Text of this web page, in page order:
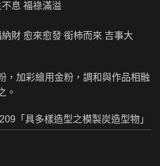
息 福祿滿溢
財 愈來愈發 銜柿而來 吉事大
，加彩繪用金粉，調和與作品相融
。
「具多樣造型之模製炭造型物」